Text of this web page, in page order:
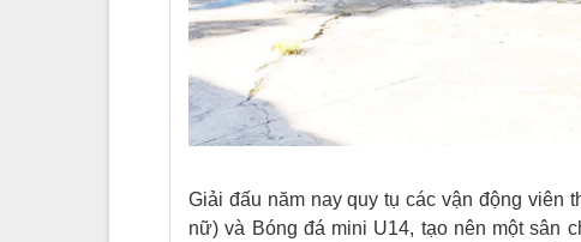
Giải đấu năm nay quy tụ các vận động viên
nữ) và Bóng đá mini U14, tạo nên một sân